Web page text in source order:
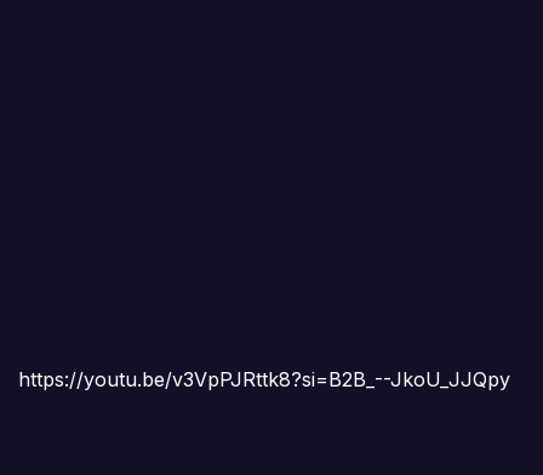
https://youtu.be/v3VpPJRttk8?si=B2B_--JkoU_JJQpy